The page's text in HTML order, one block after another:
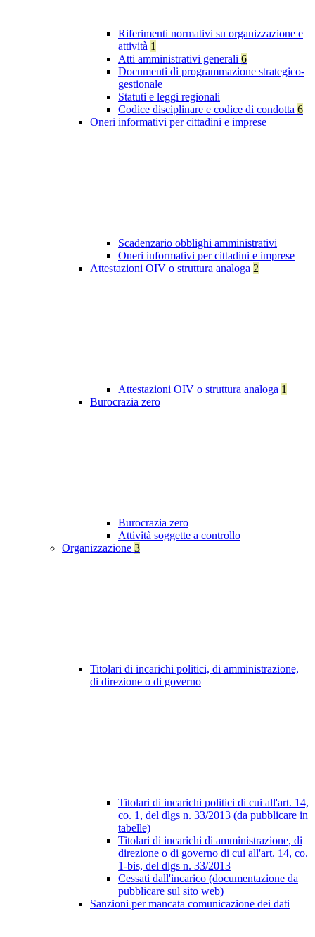
Riferimenti normativi su organizzazione e
attività 1
Atti amministrativi generali 6
Documenti di programmazione strategico-
gestionale
Statuti e leggi regionali
Codice disciplinare e codice di condotta 6
Oneri informativi per cittadini e imprese
Scadenzario obblighi amministrativi
Oneri informativi per cittadini e imprese
Attestazioni OIV o struttura analoga 2
Attestazioni OIV o struttura analoga 1
Burocrazia zero
Burocrazia zero
Attività soggette a controllo
Organizzazione 3
Titolari di incarichi politici, di amministrazione,
di direzione o di governo
Titolari di incarichi politici di cui all'art. 14,
co. 1, del dlgs n. 33/2013 (da pubblicare in
tabelle)
Titolari di incarichi di amministrazione, di
direzione o di governo di cui all'art. 14, co.
1-bis, del dlgs n. 33/2013
Cessati dall'incarico (documentazione da
pubblicare sul sito web)
Sanzioni per mancata comunicazione dei dati